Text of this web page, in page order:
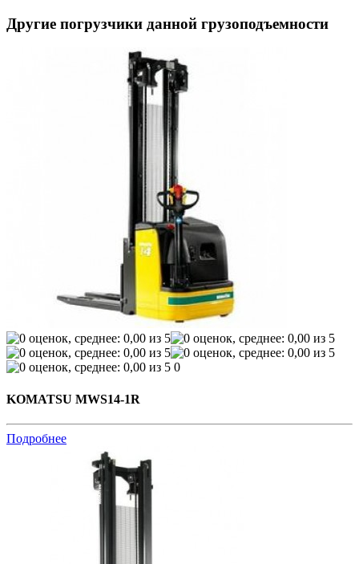
Другие погрузчики данной грузоподъемности
0
KOMATSU MWS14-1R
Подробнее